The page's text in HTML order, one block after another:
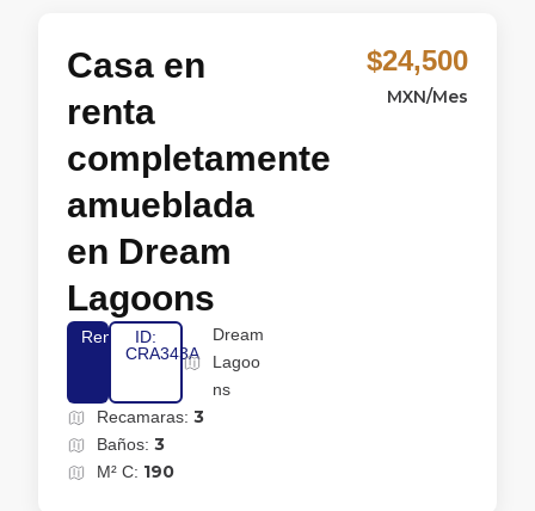
Casa en
renta
completamente
amueblada
en Dream
Lagoons
Renta
ID:
CRA343A
Dream
Lagoo
ns
Recamaras: 3
Baños: 3
M² C: 190
$24,500
MXN/Mes